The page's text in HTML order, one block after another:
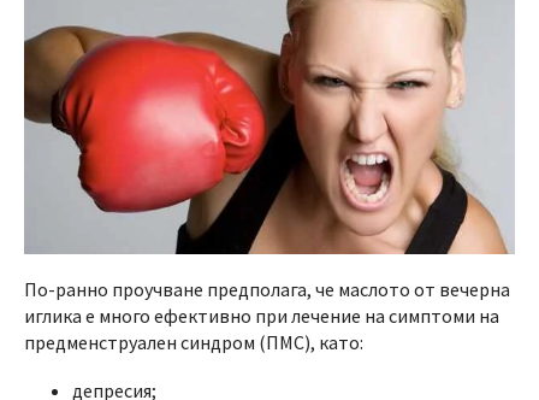
По-ранно проучване предполага, че маслото от вечерна
иглика е много ефективно при лечение на симптоми на
предменструален синдром (ПМС), като:
депресия;